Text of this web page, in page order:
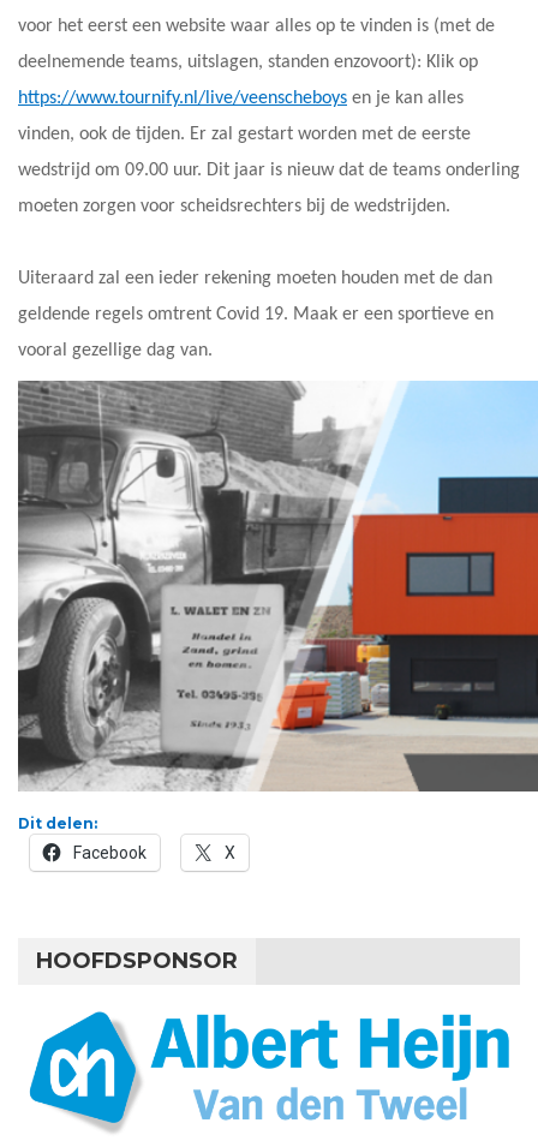
voor het eerst een website waar alles op te vinden is (met de
deelnemende teams, uitslagen, standen enzovoort): Klik op
https://www.tournify.nl/live/veenscheboys en je kan alles
vinden, ook de tijden. Er zal gestart worden met de eerste
wedstrijd om 09.00 uur. Dit jaar is nieuw dat de teams onderling
moeten zorgen voor scheidsrechters bij de wedstrijden.
Uiteraard zal een ieder rekening moeten houden met de dan
geldende regels omtrent Covid 19. Maak er een sportieve en
vooral gezellige dag van.
Dit delen:
Facebook X
HOOFDSPONSOR